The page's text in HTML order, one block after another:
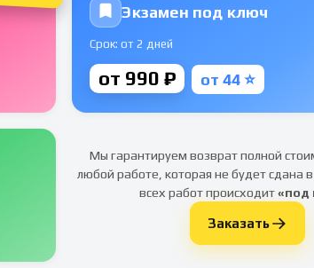
Экзамен под ключ
Срок: от 2 дней
от 990 ₽ от 44 ⭐
Мы гарантируем возврат полной
любой работе, которая не будет сдана
всех работ происходит«под
Заказать